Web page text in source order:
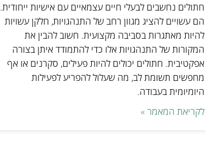
חתולים נחשבים לבעלי חיים עצמאיים עם אישיות ייחודית.
הם עשויים להציג מגוון רחב של התנהגויות, חלקן עשויות
להיות מאתגרות בסביבה מקצועית. חשוב להבין את
המקורות של התנהגויות אלו כדי להתמודד איתן בצורה
אפקטיבית. חתולים יכולים להיות פעילים, סקרנים או אף
מחפשים תשומת לב, מה שעלול להפריע לפעילות
היומיומית בעבודה.
לקריאת המאמר »